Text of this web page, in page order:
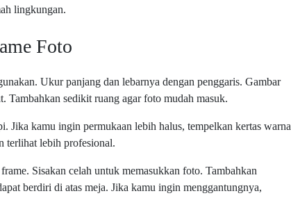
lingkungan.
Foto
Ukur panjang dan lebarnya dengan penggaris. Gambar
Tambahkan sedikit ruang agar foto mudah masuk.
Jika kamu ingin permukaan lebih halus, tempelkan kertas warna
terlihat lebih profesional.
Sisakan celah untuk memasukkan foto. Tambahkan
berdiri di atas meja. Jika kamu ingin menggantungnya,